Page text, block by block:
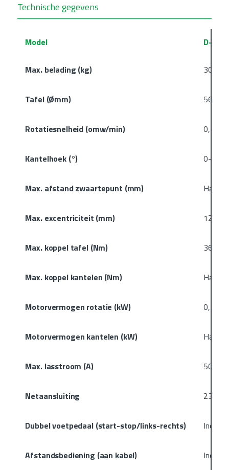
Technische gegevens
Model D-HB-
Max. belading (kg) 300
Tafel (Ømm) 560
Rotatiesnelheid (omw/min) 0,25-4
Kantelhoek (°) 0-135
Max. afstand zwaartepunt (mm)
Max. excentriciteit (mm) 120
Max. koppel tafel (Nm) 360
Max. koppel kantelen (Nm)
Motorvermogen rotatie (kW) 0,4
Motorvermogen kantelen (kW)
Max. lasstroom (A) 500
Netaansluiting 230V,
Dubbel voetpedaal (start-stop/links-rechts)
Afstandsbediening (aan kabel)